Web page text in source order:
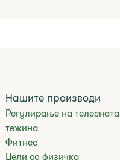
Нашите производи
Регулирање на телесната
тежина
Фитнес
Цели со физичка